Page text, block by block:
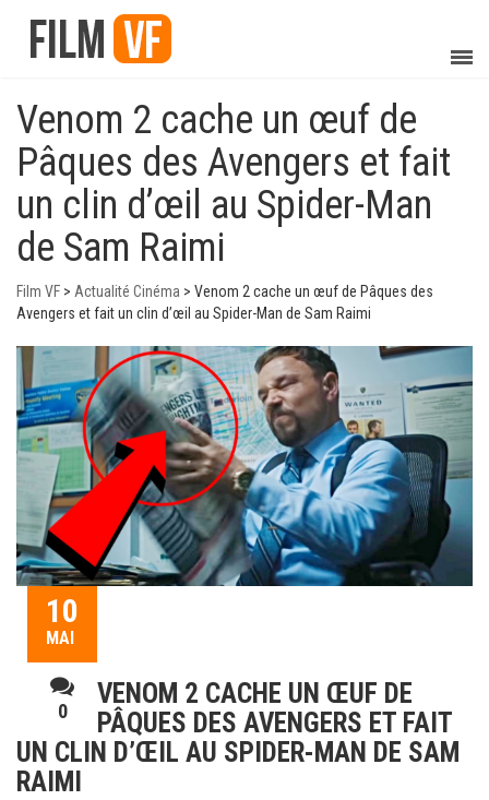
Venom 2 cache un œuf de
Pâques des Avengers et fait
un clin d’œil au Spider-Man
de Sam Raimi
Film VF > Actualité Cinéma > Venom 2 cache un œuf de Pâques des
Avengers et fait un clin d’œil au Spider-Man de Sam Raimi
10
MAI
0
VENOM 2 CACHE UN ŒUF DE
PÂQUES DES AVENGERS ET FAIT
UN CLIN D’ŒIL AU SPIDER-MAN DE SAM
RAIMI